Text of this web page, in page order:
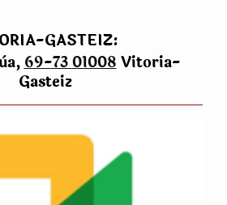
GASTEIZ:
69-7301008Vitoria-
Gasteiz